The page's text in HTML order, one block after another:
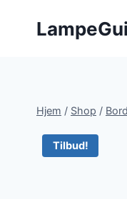
Hjem / Shop /
Tilbud!